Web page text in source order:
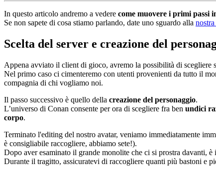
In questo articolo andremo a vedere come muovere i primi passi
Se non sapete di cosa stiamo parlando, date uno sguardo alla
Scelta del server e creazione del
Appena avviato il client di gioco, avremo la possibilità di scegliere
Nel primo caso ci cimenteremo con utenti provenienti da tutto il
compagnia di chi vogliamo noi.
Il passo successivo è quello della creazione del personaggio.
L’universo di Conan consente per ora di scegliere fra ben undici
corpo.
Terminato l'editing del nostro avatar, veniamo immediatamente
è consigliabile raccogliere, abbiamo sete!).
Dopo aver esaminato il grande monolite che ci si prostra davanti, è
Durante il tragitto, assicuratevi di raccogliere quanti più bastoni e